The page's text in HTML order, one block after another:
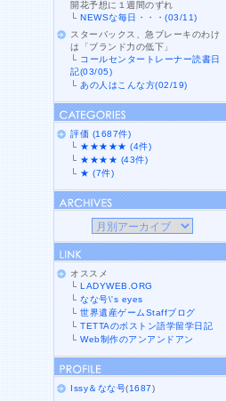
開花予想に１週間のずれ
└NEWSな毎日・・・(03/11)
スターバックス、急ブレーキのわけ
は「ブランド力の低下」
└ コールセンタートレーナー読書日
記(03/05)
└ あの人はこんな方(02/19)
評価 (1687件)
└ ★★★★★ (4件)
└ ★★★★ (43件)
└ ★ (7件)
オススメ
└LADYWEB.ORG
└なな号\'s eyes
└世界遺産ゲームStaffブログ
└TETTAのボストン語学留学日記
└Web制作のアンアンドアン
Issy＆なな号(1687)